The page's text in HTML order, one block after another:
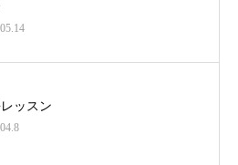
ッスン